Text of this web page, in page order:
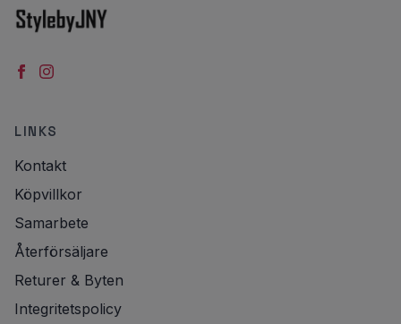
LINKS
Kontakt
Köpvillkor
Samarbete
Återförsäljare
Returer & Byten
Integritetspolicy